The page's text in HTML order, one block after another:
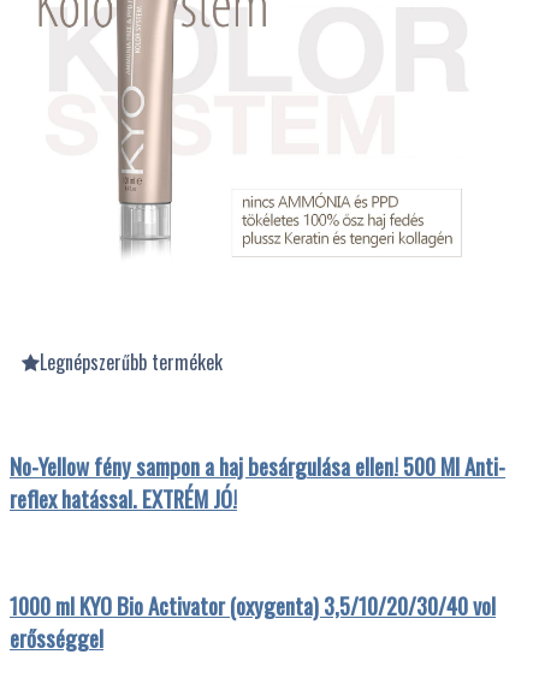
Legnépszerűbb termékek
No-Yellow fény sampon a haj besárgulása ellen! 500 Ml Anti-
reflex hatással. EXTRÉM JÓ!
1000 ml KYO Bio Activator (oxygenta) 3,5/10/20/30/40 vol
erősséggel